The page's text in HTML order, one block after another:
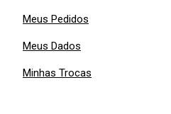
Meus Pedidos
Meus Dados
Minhas Trocas